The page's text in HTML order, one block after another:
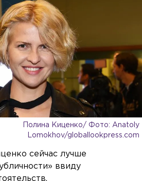
Полина Киценко/ Фото: Anatoly
Lomokhov/globallookpress.com
сейчас лучше
ввиду